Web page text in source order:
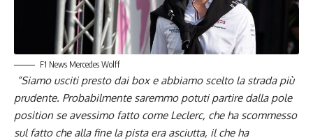
F1 News Mercedes Wolff
“Siamo usciti presto dai box e abbiamo scelto la strada più
prudente. Probabilmente saremmo potuti partire dalla pole
position se avessimo fatto come Leclerc, che ha scommesso
sul fatto che alla fine la pista era asciutta, il che ha